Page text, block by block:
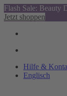
Flash Sale: Beauty
Jetzt shoppen
Hilfe &
Englisch